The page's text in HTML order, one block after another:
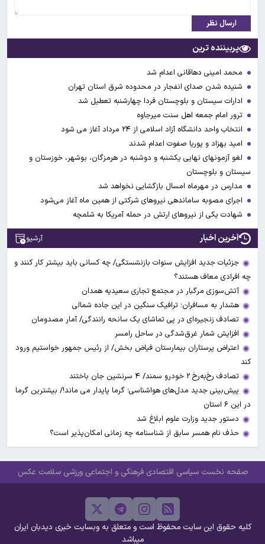
ارسال نظر
پربیننده ترین
محمد امینی دهاقانی اعدام شد
شنیده شدن صدای انفجار در محدوده شرق استان تهران
ادارات سیستان و بلوچستان فردا چهارشنبه تعطیل شد
ترور امام جمعه اهل سنت میرجاوه
انتخاب واحد دانشگاه آزاد اسلامی از ۲۴ مرداد آغاز می شود
امید بهزاد و پوریا صفوت اعدام شدند
لغو آزمونهای نهایی یکشنبه و دوشنبه در هرمزگان، بوشهر، خوزستان و
سیستان و بلوچستان
مدارس در مهرماه امسال بازگشایی نخواهد شد
اجرای مصوبه ساماندهی نیرو‌های شرکتی از همین ماه آغاز می‌شود
شهادت یکی از نیروهای ارتش در حمله آمریکا به شلمچه
آخرین اخبار آرشیو
جزئیات جدید افزایش سنوات بازنشستگی/ چه کسانی باید بیشتر کار کنند و
چه افرادی معاف هستند؟
آتش‌سوزی مرگبار در مجتمع تجاری سعیدیه همدان
هشدار به مسافران؛ ترافیک سنگین در این جاده شمالی
تصادف زنجیره‌ای در پی تماشای یک سانحه رانندگی/ آمار مصدومان
افزایش شمار غرق‌شدگی در ساحل رامسر
اعتراض پرستاران بیمارستان فیاض بخش/ از رئیس جمهور خواستیم ورود
کند
تصادف رخ‌به‌رخ ۲ خودرو سمند/ ۴ سرنشین جان باختند
پیش‌بینی جدید مدل‌های هواشناسی؛ گرما پایدار می ماند!/ بیشترین گرما
در این ۶ استان
دستور جدید وزارت علوم ابلاغ شد
حذف نام همسر سابق از شناسنامه چه زمانی امکان‌پذیر است؟
صفحه نخست سیاسی اقتصادی فرهنگی و اجتماعی ورزشی سلامت عکس
کلیه حقوق این سایت محفوظ است و متعلق به وبسایت خبری دیدبان ایران
میباشد